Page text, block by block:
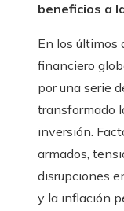
beneficios a
En los últimos
financiero
por una serie
transformado
inversión.
armados,
disrupciones
y la inflación